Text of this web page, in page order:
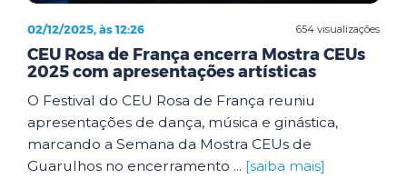
654 visualizações
02/12/2025, às 12:26
CEU Rosa de França encerra Mostra CEUs
2025 com apresentações artísticas
O Festival do CEU Rosa de França reuniu
apresentações de dança, música e ginástica,
marcando a Semana da Mostra CEUs de
Guarulhos no encerramento ... [saiba mais]